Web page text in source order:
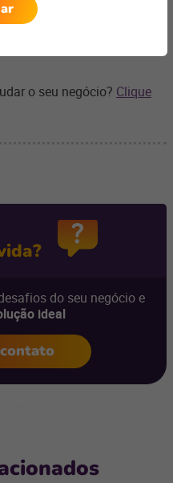
para ter clientes que
o seu negócio? Clique
do seu negócio e
ideal